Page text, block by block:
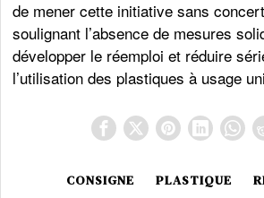
de mener cette initiative sans
soulignant l’absence de mesures
développer le réemploi et réduire
l’utilisation des plastiques à usage
CONSIGNE PLASTIQUE